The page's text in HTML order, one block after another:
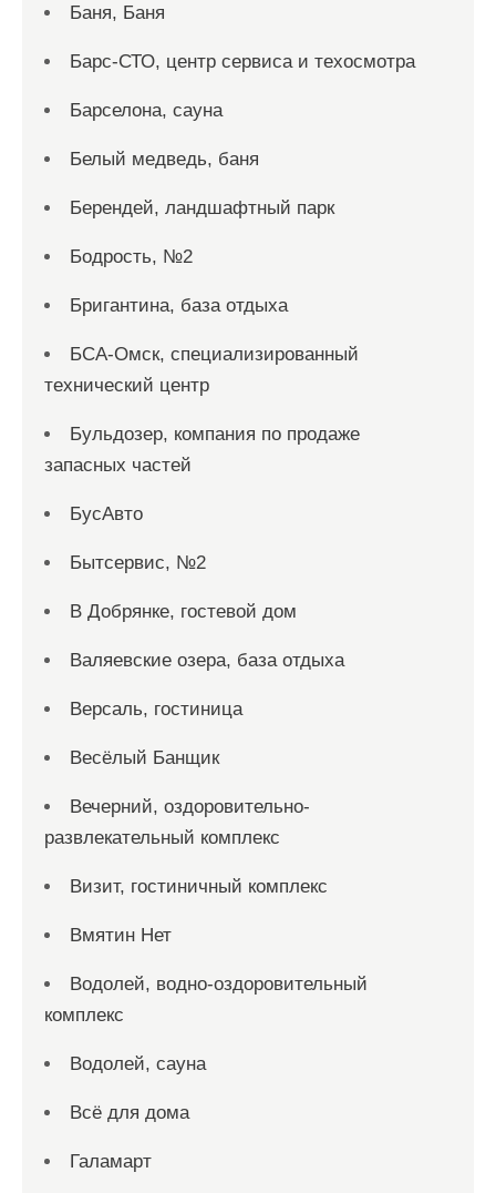
Баня, Баня
Барс-СТО, центр сервиса и техосмотра
Барселона, сауна
Белый медведь, баня
Берендей, ландшафтный парк
Бодрость, №2
Бригантина, база отдыха
БСА-Омск, специализированный
технический центр
Бульдозер, компания по продаже
запасных частей
БусАвто
Бытсервис, №2
В Добрянке, гостевой дом
Валяевские озера, база отдыха
Версаль, гостиница
Весёлый Банщик
Вечерний, оздоровительно-
развлекательный комплекс
Визит, гостиничный комплекс
Вмятин Нет
Водолей, водно-оздоровительный
комплекс
Водолей, сауна
Всё для дома
Галамарт